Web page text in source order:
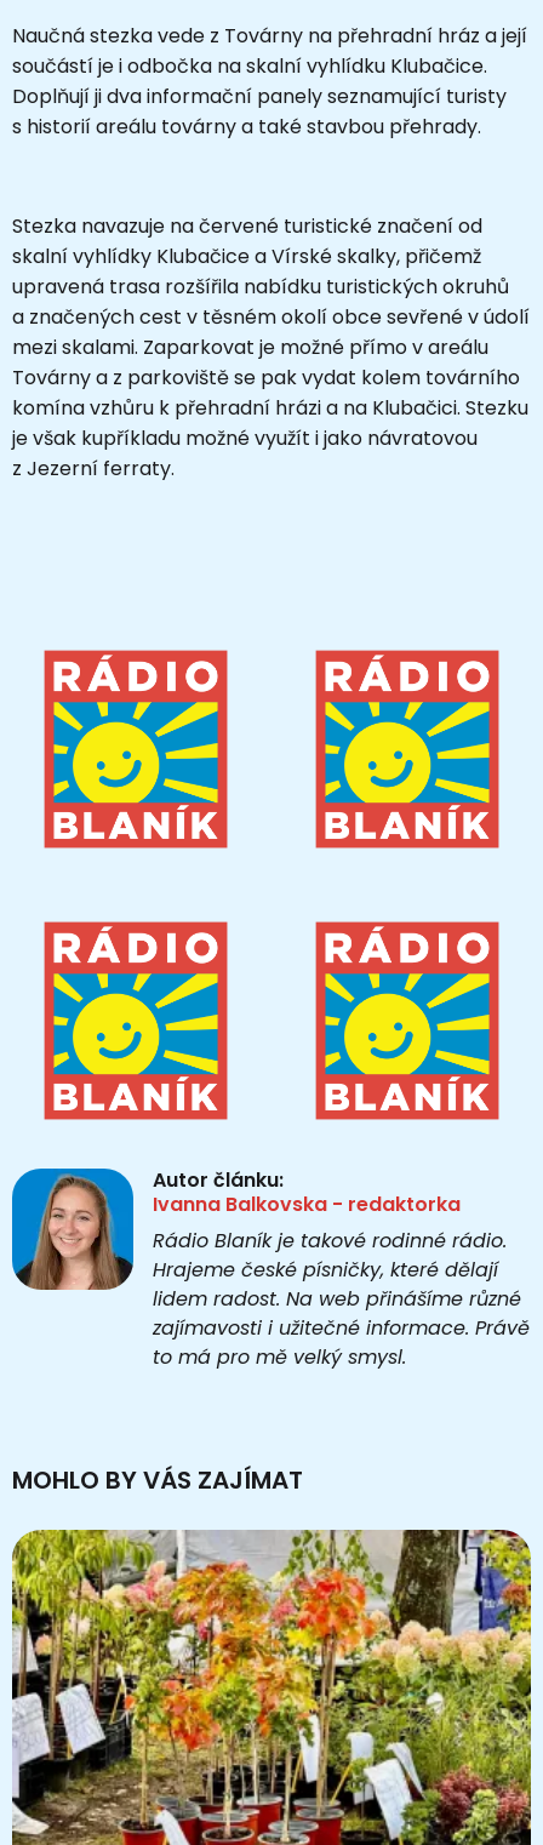
Naučná stezka vede z Továrny na přehradní hráz a její
součástí je i odbočka na skalní vyhlídku Klubačice.
Doplňují ji dva informační panely seznamující turisty
s historií areálu továrny a také stavbou přehrady.
Stezka navazuje na červené turistické značení od
skalní vyhlídky Klubačice a Vírské skalky, přičemž
upravená trasa rozšířila nabídku turistických okruhů
a značených cest v těsném okolí obce sevřené v údolí
mezi skalami. Zaparkovat je možné přímo v areálu
Továrny a z parkoviště se pak vydat kolem továrního
komína vzhůru k přehradní hrázi a na Klubačici. Stezku
je však kupříkladu možné využít i jako návratovou
z Jezerní ferraty.
Autor článku:
Ivanna Balkovska - redaktorka
Rádio Blaník je takové rodinné rádio.
Hrajeme české písničky, které dělají
lidem radost. Na web přinášíme různé
zajímavosti i užitečné informace. Právě
to má pro mě velký smysl.
MOHLO BY VÁS ZAJÍMAT